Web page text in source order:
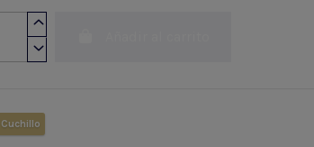
Cuchillo